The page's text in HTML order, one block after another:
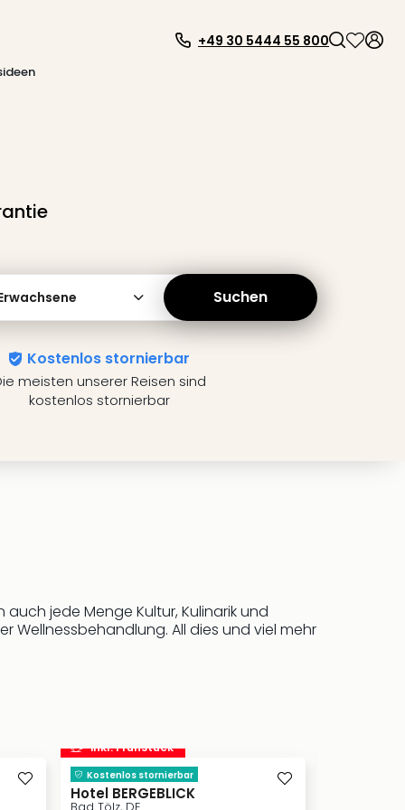
+49 30 5444 55 800
Suchen
Kostenlos stornierbar
meisten unserer Reisen sind
kostenlos stornierbar
jede Menge Kultur, Kulinarik und
Wellnessbehandlung. All dies und viel mehr
inkl. Frühstück
Kostenlos stornierbar
Hotel BERGEBLICK